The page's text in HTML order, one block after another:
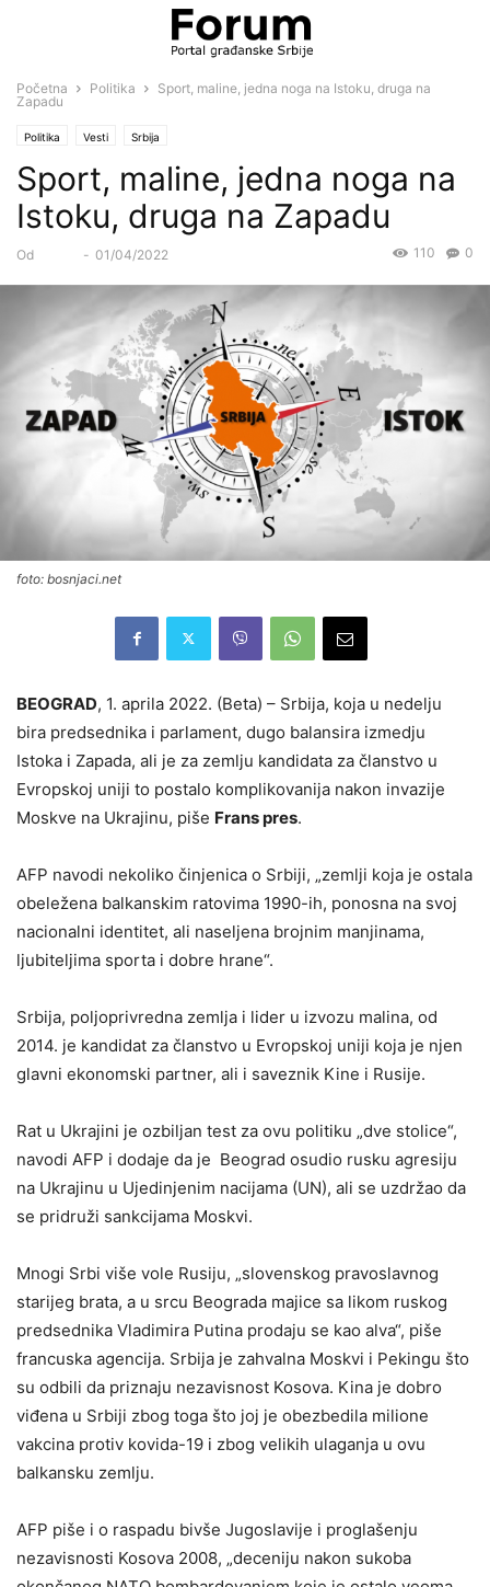
Početna Politika
Sport, maline, jedna noga na Istoku, druga na
Zapadu
Politika Vesti Srbija
Sport, maline, jedna noga na
Istoku, druga na Zapadu
Od - 01/04/2022 0
110
foto: bosnjaci.net
BEOGRAD, 1. aprila 2022. (Beta) – Srbija, koja u nedelju
bira predsednika i parlament, dugo balansira izmedju
Istoka i Zapada, ali je za zemlju kandidata za članstvo u
Evropskoj uniji to postalo komplikovanija nakon invazije
Moskve na Ukrajinu, piše Frans pres.
AFP navodi nekoliko činjenica o Srbiji, „zemlji koja je ostala
obeležena balkanskim ratovima 1990-ih, ponosna na svoj
nacionalni identitet, ali naseljena brojnim manjinama,
ljubiteljima sporta i dobre hrane“.
Srbija, poljoprivredna zemlja i lider u izvozu malina, od
2014. je kandidat za članstvo u Evropskoj uniji koja je njen
glavni ekonomski partner, ali i saveznik Kine i Rusije.
Rat u Ukrajini je ozbiljan test za ovu politiku „dve stolice“,
navodi AFP i dodaje da je Beograd osudio rusku agresiju
na Ukrajinu u Ujedinjenim nacijama (UN), ali se uzdržao da
se pridruži sankcijama Moskvi.
Mnogi Srbi više vole Rusiju, „slovenskog pravoslavnog
starijeg brata, a u srcu Beograda majice sa likom ruskog
predsednika Vladimira Putina prodaju se kao alva“, piše
francuska agencija. Srbija je zahvalna Moskvi i Pekingu što
su odbili da priznaju nezavisnost Kosova. Kina je dobro
viđena u Srbiji zbog toga što joj je obezbedila milione
vakcina protiv kovida-19 i zbog velikih ulaganja u ovu
balkansku zemlju.
AFP piše i o raspadu bivše Jugoslavije i proglašenju
nezavisnosti Kosova 2008, „deceniju nakon sukoba